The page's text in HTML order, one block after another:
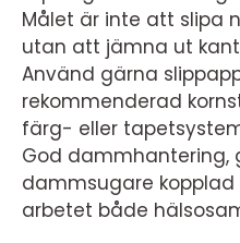
Målet är inte att slipa
utan att jämna ut
Använd gärna
rekommenderad
färg- eller
God dammhantering,
dammsugare kopplad
arbetet både